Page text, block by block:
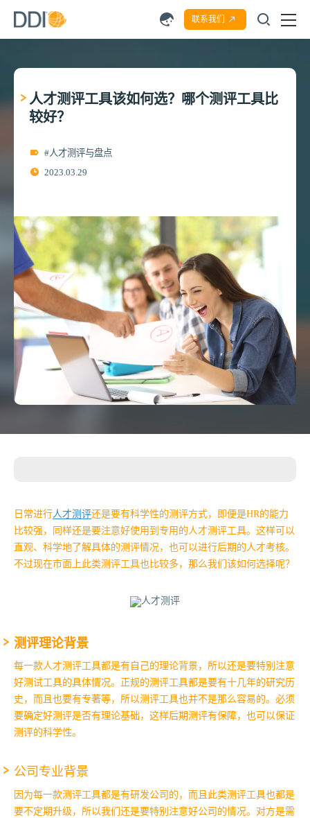
联系我们
人才测评工具该如何选？哪个测评工具比
较好？
#人才测评与盘点
2023.03.29
日常进行人才测评还是要有科学性的测评方式，即便是HR的能力
比较强，同样还是要注意好使用到专用的人才测评工具。这样可以
直观、科学地了解具体的测评情况，也可以进行后期的人才考核。
不过现在市面上此类测评工具也比较多，那么我们该如何选择呢？
测评理论背景
每一款人才测评工具都是有自己的理论背景，所以还是要特别注意
好测试工具的具体情况。正规的测评工具都是要有十几年的研究历
史，而且也要有专著等，所以测评工具也并不是那么容易的。必须
要确定好测评是否有理论基础，这样后期测评有保障，也可以保证
测评的科学性。
公司专业背景
因为每一款测评工具都是有研发公司的，而且此类测评工具也都是
要不定期升级，所以我们还是要特别注意好公司的情况。对方是需